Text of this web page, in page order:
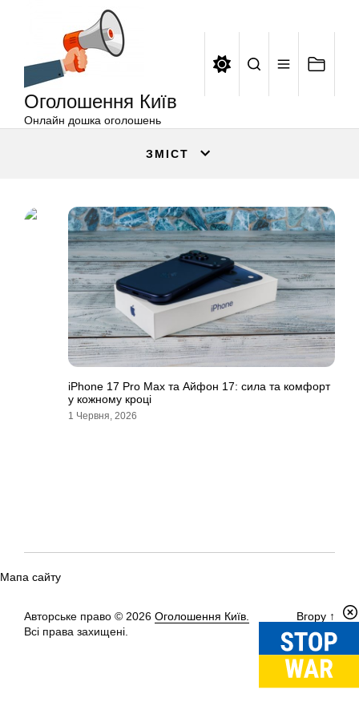
Оголошення Київ
Онлайн дошка оголошень
ЗМІСТ
iPhone 17 Pro Max та Айфон 17: сила та комфорт
у кожному кроці
1 Червня, 2026
Мапа сайту
Авторське право © 2026 Оголошення Київ.
Всі права захищені.
Вгору ↑